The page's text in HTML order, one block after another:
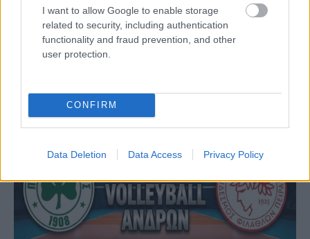
I want to allow Google to enable storage
related to security, including authentication
functionality and fraud prevention, and other
user protection.
CONFIRM
Data Deletion Data Access Privacy Policy